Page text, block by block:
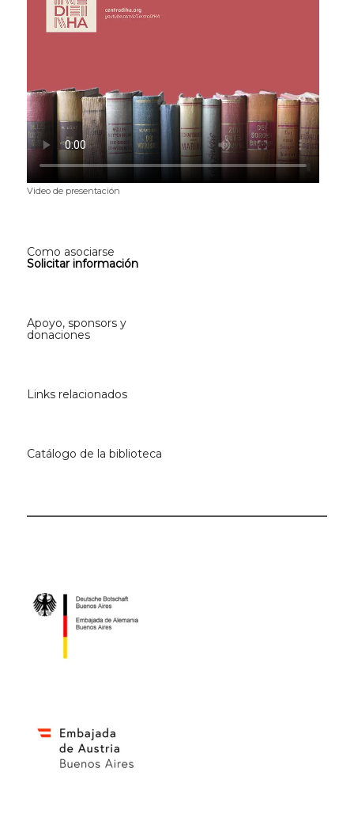
Video de presentación
Como asociarse
Solicitar información
Apoyo, sponsors y
donaciones
Links relacionados
Catálogo de la biblioteca